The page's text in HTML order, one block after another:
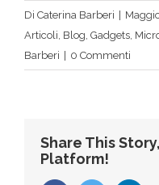
Di Caterina Barberi
Articoli, Blog, Gadgets,
Barberi
0 Commenti
Share This
Platform!